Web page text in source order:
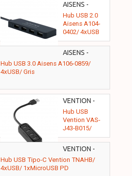
AISENS -
A104-0402
Hub USB 2.0
Aisens A104-
0402/ 4xUSB
AISENS -
A106-0859
Hub USB 3.0 Aisens A106-0859/
4xUSB/ Gris
VENTION -
VAS-J43-B015
Hub USB
Vention VAS-
J43-B015/
4xUSB
VENTION -
TNAHB
Hub USB Tipo-C Vention TNAHB/
4xUSB/ 1xMicroUSB PD